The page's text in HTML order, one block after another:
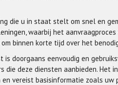
die u in staat stelt om snel en
waarbij het aanvraagproces
binnen korte tijd over het
doorgaans eenvoudig en
die deze diensten aanbieden. Het
vereist basisinformatie zoals uw